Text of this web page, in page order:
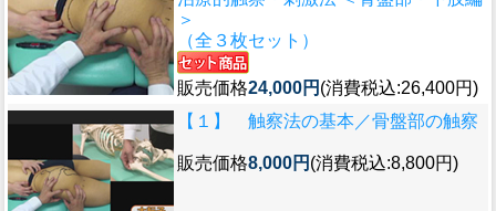
＞
（全３枚セット）
販売価格24,000円 (消費税込:26,400円)
【１】 触察法の基本／骨盤部の触察
販売価格8,000円 (消費税込:8,800円)